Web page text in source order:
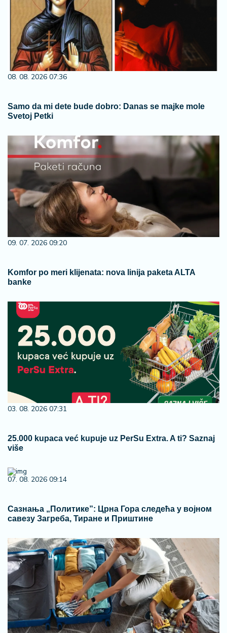
08. 08. 2026 07:36
Samo da mi dete bude dobro: Danas se majke mole
Svetoj Petki
09. 07. 2026 09:20
Komfor po meri klijenata: nova linija paketa ALTA
banke
03. 08. 2026 07:31
25.000 kupaca već kupuje uz PerSu Extra. A ti? Saznaj
više
07. 08. 2026 09:14
Сазнања „Политике”: Црна Гора следећа у војном
савезу Загреба, Тиране и Приштине